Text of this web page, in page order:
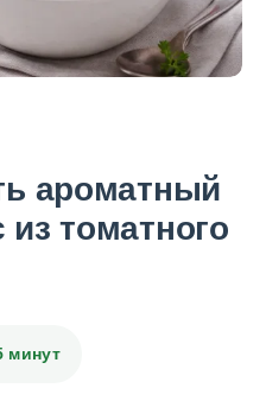
ароматный
томатного
минут